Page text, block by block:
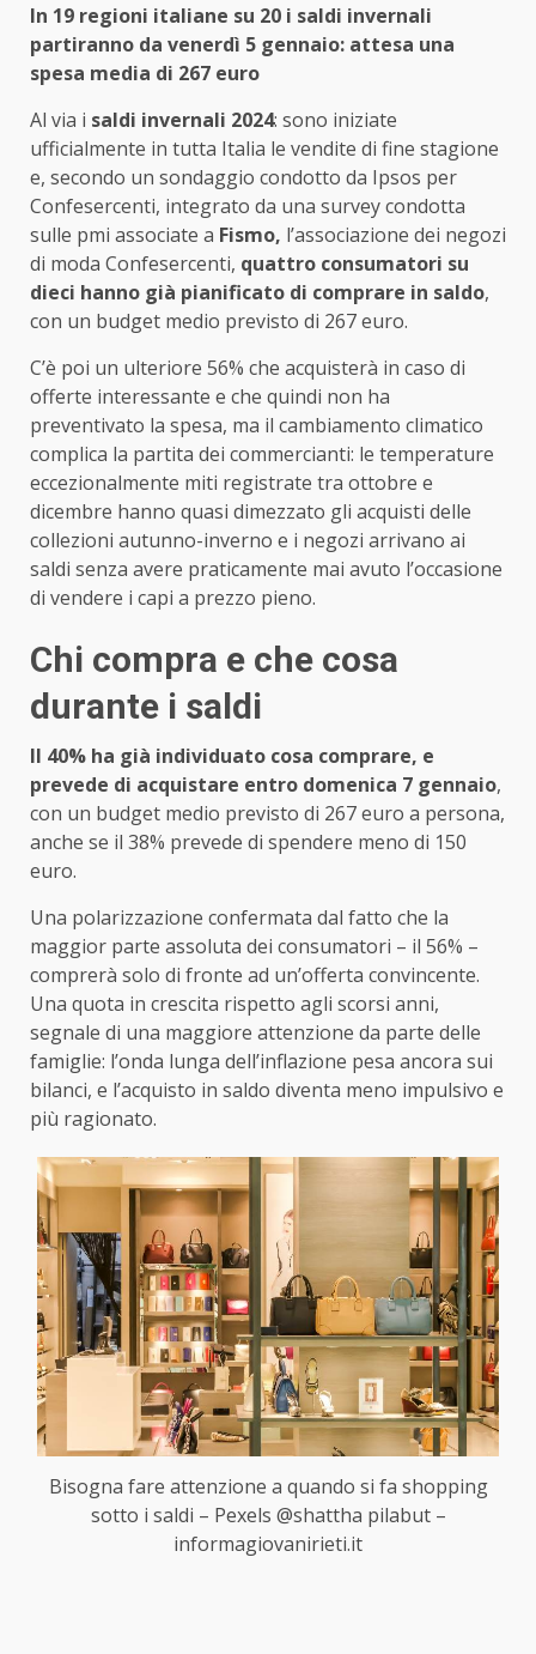
In 19 regioni italiane su 20 i saldi invernali
partiranno da venerdì 5 gennaio: attesa una
spesa media di 267 euro
Al via i saldi invernali 2024: sono iniziate
ufficialmente in tutta Italia le vendite di fine stagione
e, secondo un sondaggio condotto da Ipsos per
Confesercenti, integrato da una survey condotta
sulle pmi associate a Fismo, l’associazione dei negozi
di moda Confesercenti, quattro consumatori su
dieci hanno già pianificato di comprare in saldo,
con un budget medio previsto di 267 euro.
C’è poi un ulteriore 56% che acquisterà in caso di
offerte interessante e che quindi non ha
preventivato la spesa, ma il cambiamento climatico
complica la partita dei commercianti: le temperature
eccezionalmente miti registrate tra ottobre e
dicembre hanno quasi dimezzato gli acquisti delle
collezioni autunno-inverno e i negozi arrivano ai
saldi senza avere praticamente mai avuto l’occasione
di vendere i capi a prezzo pieno.
Chi compra e che cosa
durante i saldi
Il 40% ha già individuato cosa comprare, e
prevede di acquistare entro domenica 7 gennaio,
con un budget medio previsto di 267 euro a persona,
anche se il 38% prevede di spendere meno di 150
euro.
Una polarizzazione confermata dal fatto che la
maggior parte assoluta dei consumatori – il 56% –
comprerà solo di fronte ad un’offerta convincente.
Una quota in crescita rispetto agli scorsi anni,
segnale di una maggiore attenzione da parte delle
famiglie: l’onda lunga dell’inflazione pesa ancora sui
bilanci, e l’acquisto in saldo diventa meno impulsivo e
più ragionato.
Bisogna fare attenzione a quando si fa shopping
sotto i saldi – Pexels @shattha pilabut –
informagiovanirieti.it